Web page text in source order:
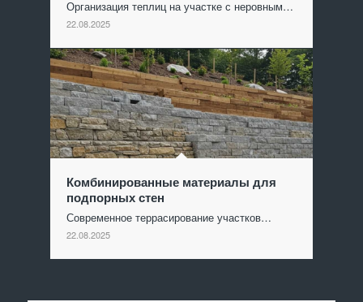
Организация теплиц на участке с неровным…
22.08.2025
Комбинированные материалы для
подпорных стен
Современное террасирование участков…
22.08.2025